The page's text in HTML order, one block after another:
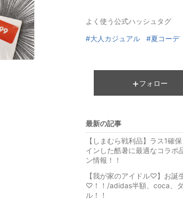
よく使う公式ハッシュタグ
#大人カジュアル #夏コーデ
フォロー
最新の記事
【しまむら戦利品】ラス1確
インした酷暑に最適なコラ
ン情報！！
【我が家のアイドル♡】お誕
♡！！/adidas半額、coca、
ル！！